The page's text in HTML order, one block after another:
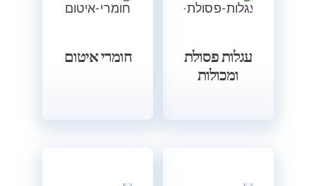
עגלות פסולת
ומכולות
חומרי איטום